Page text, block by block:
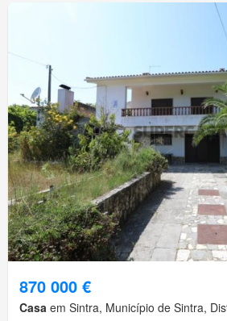
870 000 €
Casa em Sintra, Município de Sintra,